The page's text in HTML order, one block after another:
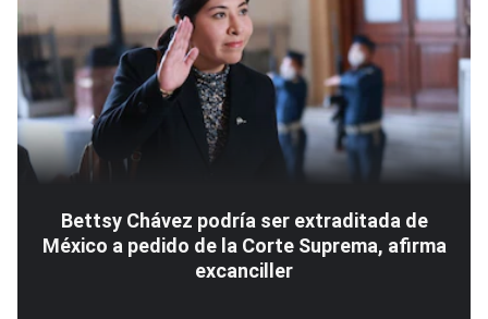
Bettsy Chávez podría ser extraditada de
México a pedido de la Corte Suprema, afirma
excanciller